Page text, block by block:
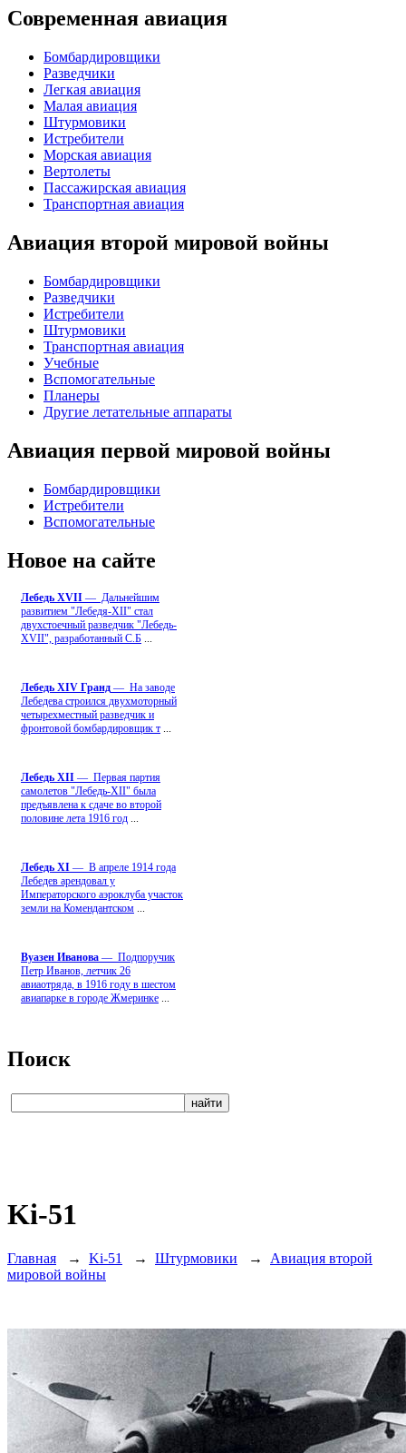
Современная авиация
Бомбардировщики
Разведчики
Легкая авиация
Малая авиация
Штурмовики
Истребители
Морская авиация
Вертолеты
Пассажирская авиация
Транспортная авиация
Авиация второй мировой войны
Бомбардировщики
Разведчики
Истребители
Штурмовики
Транспортная авиация
Учебные
Вспомогательные
Планеры
Другие летательные аппараты
Авиация первой мировой войны
Бомбардировщики
Истребители
Вспомогательные
Новое на сайте
Лебедь ХVII — Дальнейшим
развитием "Лебедя-ХII" стал
двухстоечный разведчик "Лебедь-
XVII", разработанный С.Б
Лебедь ХIV Гранд — На заводе
Лебедева строился двухмоторный
четырехместный разведчик и
фронтовой бомбардировщик т
Лебедь ХII — Первая партия
самолетов "Лебедь-ХII" была
предъявлена к сдаче во второй
половине лета 1916 год
Лебедь ХI — В апреле 1914 года
Лебедев арендовал у
Императорского аэроклуба участок
земли на Комендантском
Вуазен Иванова — Подпоручик
Петр Иванов, летчик 26
авиаотряда, в 1916 году в шестом
авиапарке в городе Жмеринке
Поиск
Ki-51
Главная → Ki-51 → Штурмовики → Авиация второй
мировой войны